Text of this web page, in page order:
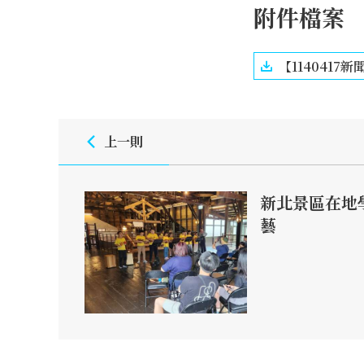
附件檔案
【1140417
上一則
新北景區在
藝